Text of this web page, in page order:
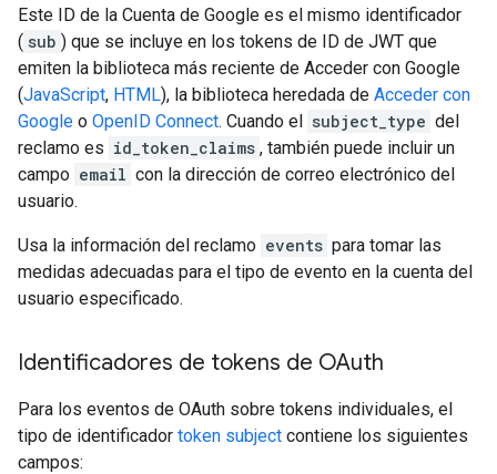
Este ID de la Cuenta de Google es el mismo identificador
( sub ) que se incluye en los tokens de ID de JWT que
emiten la biblioteca más reciente de Acceder con Google
(JavaScript, HTML), la biblioteca heredada de Acceder con
Google o OpenID Connect. Cuando el subject_type del
reclamo es id_token_claims , también puede incluir un
campo email con la dirección de correo electrónico del
usuario.
Usa la información del reclamo events para tomar las
medidas adecuadas para el tipo de evento en la cuenta del
usuario especificado.
Identificadores de tokens de OAuth
Para los eventos de OAuth sobre tokens individuales, el
tipo de identificador token subject contiene los siguientes
campos: